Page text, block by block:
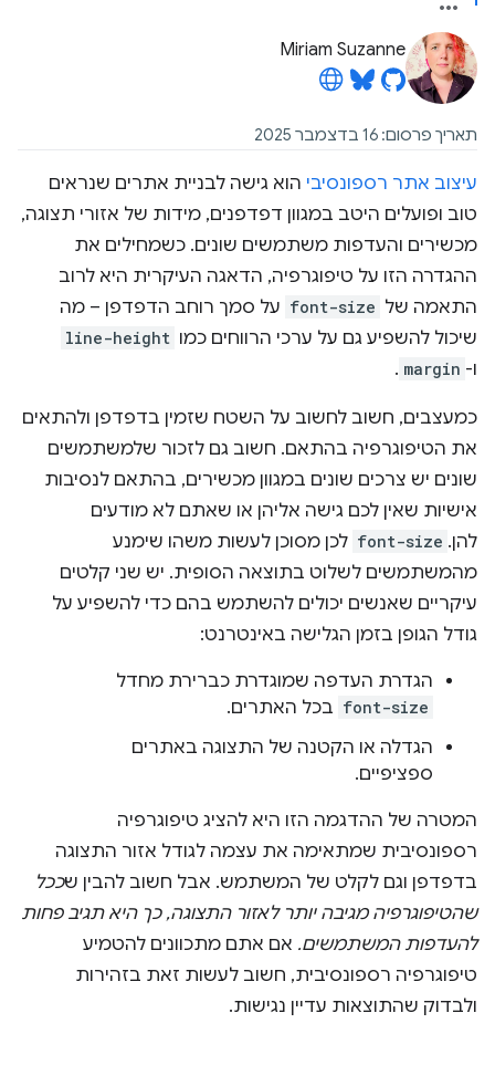
Miriam Suzanne
תאריך פרסום: 16 בדצמבר 2025
עיצוב אתר רספונסיבי הוא גישה לבניית אתרים שנראים
טוב ופועלים היטב במגוון דפדפנים, מידות של אזורי תצוגה,
מכשירים והעדפות משתמשים שונים. כשמחילים את
ההגדרה הזו על טיפוגרפיה, הדאגה העיקרית היא לרוב
התאמה של font-size על סמך רוחב הדפדפן – מה
שיכול להשפיע גם על ערכי הרווחים כמו line-height
ו- margin
.
כמעצבים, חשוב לחשוב על השטח שזמין בדפדפן ולהתאים
את הטיפוגרפיה בהתאם. חשוב גם לזכור שלמשתמשים
שונים יש צרכים שונים במגוון מכשירים, בהתאם לנסיבות
אישיות שאין לכם גישה אליהן או שאתם לא מודעים
להן. font-size לכן מסוכן לעשות משהו שימנע
מהמשתמשים לשלוט בתוצאה הסופית. יש שני קלטים
עיקריים שאנשים יכולים להשתמש בהם כדי להשפיע על
גודל הגופן בזמן הגלישה באינטרנט:
הגדרת העדפה שמוגדרת כברירת מחדל
font-size בכל האתרים.
הגדלה או הקטנה של התצוגה באתרים
ספציפיים.
המטרה של ההדגמה הזו היא להציג טיפוגרפיה
רספונסיבית שמתאימה את עצמה לגודל אזור התצוגה
בדפדפן וגם לקלט של המשתמש. אבל חשוב להבין שככל
שהטיפוגרפיה מגיבה יותר לאזור התצוגה, כך היא תגיב פחות
להעדפות המשתמשים. אם אתם מתכוונים להטמיע
טיפוגרפיה רספונסיבית, חשוב לעשות זאת בזהירות
ולבדוק שהתוצאות עדיין נגישות.